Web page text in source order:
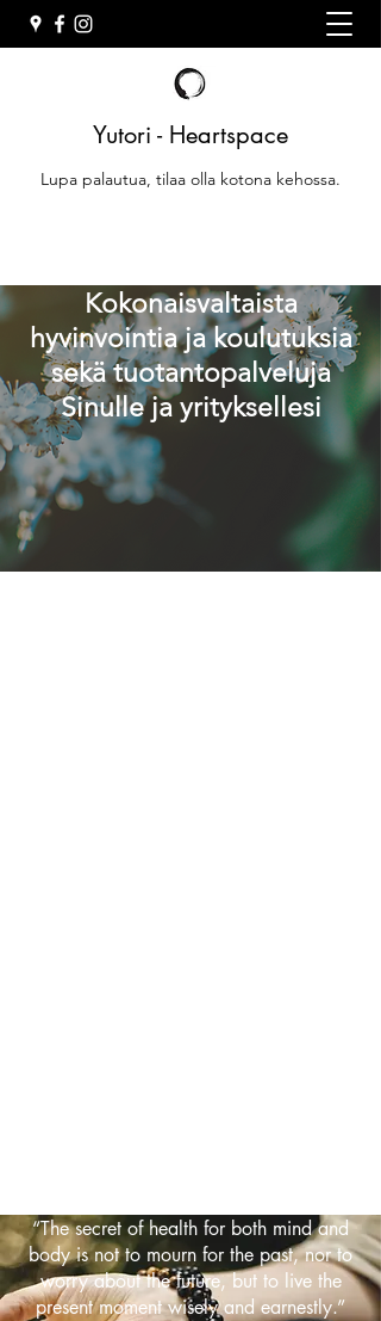
Yutori - Heartspace
Lupa palautua, tilaa olla kotona kehossa.
Kokonaisvaltaista
hyvinvointia ja koulutuksia
sekä tuotantopalveluja
Sinulle ja yrityksellesi
“The secret of health for both mind and
body is not to mourn for the past, nor to
worry about the future, but to live the
present moment wisely and earnestly.”